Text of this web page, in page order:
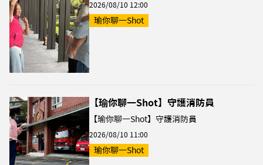
2026/08/10 12:00
瑜你聊一Shot
【瑜你聊一Shot】守護消防員
【瑜你聊一Shot】守護消防員
2026/08/10 11:00
瑜你聊一Shot